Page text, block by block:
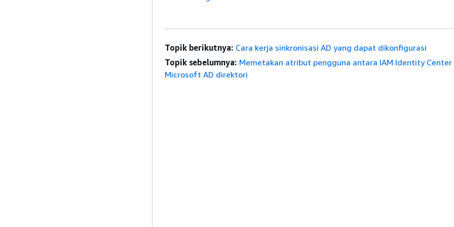
Topik berikutnya: Cara kerja sinkronisasi AD yang dapat dikonfigurasi
Topik sebelumnya: Memetakan atribut pengguna antara IAM Identity Center
Microsoft AD direktori